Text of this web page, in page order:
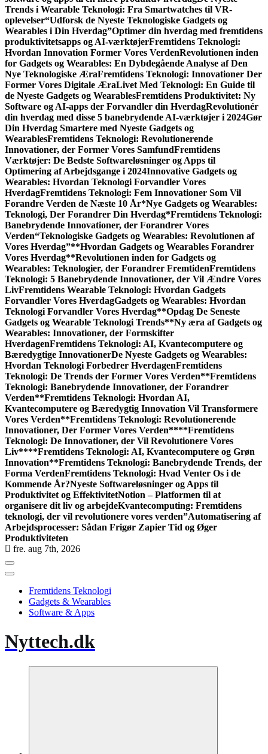
Trends i Wearable Teknologi: Fra Smartwatches til VR-
oplevelser“Udforsk de Nyeste Teknologiske Gadgets og
Wearables i Din Hverdag”Optimer din hverdag med fremtidens
produktivitetsapps og AI-værktøjerFremtidens Teknologi:
Hvordan Innovation Former Vores VerdenRevolutionen inden
for Gadgets og Wearables: En Dybdegående Analyse af Den
Nye Teknologiske ÆraFremtidens Teknologi: Innovationer Der
Former Vores Digitale ÆraLivet Med Teknologi: En Guide til
de Nyeste Gadgets og WearablesFremtidens Produktivitet: Ny
Software og AI-apps der Forvandler din HverdagRevolutionér
din hverdag med disse 5 banebrydende AI-værktøjer i 2024Gør
Din Hverdag Smartere med Nyeste Gadgets og
WearablesFremtidens Teknologi: Revolutionerende
Innovationer, der Former Vores SamfundFremtidens
Værktøjer: De Bedste Softwareløsninger og Apps til
Optimering af Arbejdsgange i 2024Innovative Gadgets og
Wearables: Hvordan Teknologi Forvandler Vores
HverdagFremtidens Teknologi: Fem Innovationer Som Vil
Forandre Verden de Næste 10 År*Nye Gadgets og Wearables:
Teknologi, Der Forandrer Din Hverdag*Fremtidens Teknologi:
Banebrydende Innovationer, der Forandrer Vores
Verden“Teknologiske Gadgets og Wearables: Revolutionen af
Vores Hverdag”**Hvordan Gadgets og Wearables Forandrer
Vores Hverdag**Revolutionen inden for Gadgets og
Wearables: Teknologier, der Forandrer FremtidenFremtidens
Teknologi: 5 Banebrydende Innovationer, der Vil Ændre Vores
LivFremtidens Wearable Teknologi: Hvordan Gadgets
Forvandler Vores HverdagGadgets og Wearables: Hvordan
Teknologi Forvandler Vores Hverdag**Opdag De Seneste
Gadgets og Wearable Teknologi Trends**Ny æra af Gadgets og
Wearables: Innovationer, der Formskifter
HverdagenFremtidens Teknologi: AI, Kvantecomputere og
Bæredygtige InnovationerDe Nyeste Gadgets og Wearables:
Hvordan Teknologi Forbedrer HverdagenFremtidens
Teknologi: De Trends der Former Vores Verden**Fremtidens
Teknologi: Banebrydende Innovationer, der Forandrer
Verden**Fremtidens Teknologi: Hvordan AI,
Kvantecomputere og Bæredygtig Innovation Vil Transformere
Vores Verden**Fremtidens Teknologi: Revolutionerende
Innovationer, Der Former Vores Verden****Fremtidens
Teknologi: De Innovationer, der Vil Revolutionere Vores
Liv****Fremtidens Teknologi: AI, Kvantecomputere og Grøn
Innovation**Fremtidens Teknologi: Banebrydende Trends, der
Forma VerdenFremtidens Teknologi: Hvad Venter Os i de
Kommende År?Nyeste Softwareløsninger og Apps til
Produktivitet og EffektivitetNotion – Platformen til at
organisere dit liv og arbejdeKvantecomputing: Fremtidens
teknologi, der vil revolutionere vores verden”Automatisering af
Arbejdsprocesser: Sådan Frigør Zapier Tid og Øger
Produktiviteten
fre. aug 7th, 2026
Fremtidens Teknologi
Gadgets & Wearables
Software & Apps
Nyttech.dk